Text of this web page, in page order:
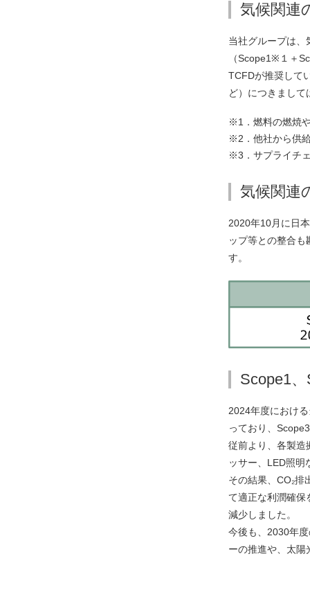
気候関連
当社グループは、
（Scope1※１＋
TCFDが推奨して
ど）につきまし
燃料の燃焼
他社から供
サプライチ
気候関連
2020年10月に日
ップ等との整合
す。
Scope1
2024年度におけ
っており、
従前より、各製造
ッサー、LED照明
その結果、CO₂
て適正な利潤確保
減少しました。
今後も、2030年
ーの推進や、太陽